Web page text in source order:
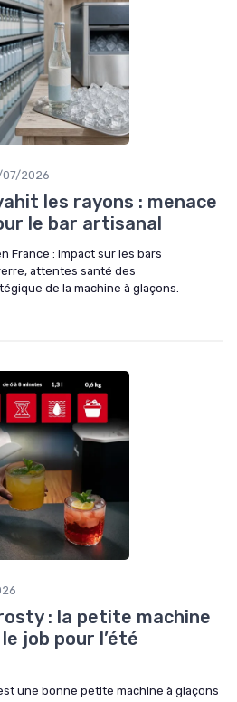
07/2026
les rayons : menace
le bar artisanal
France : impact sur les bars
attentes santé des
de la machine à glaçons.
: la petite machine
job pour l’été
une bonne petite machine à glaçons